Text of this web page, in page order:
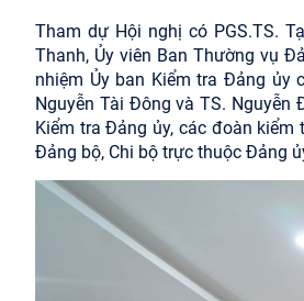
Tham dự Hội nghị có PGS.TS.
Thanh, Ủy viên Ban Thường vụ
nhiệm Ủy ban Kiểm tra Đảng ủy
Nguyễn Tài Đông và TS. Nguyễn
Kiểm tra Đảng ủy, các đoàn
Đảng bộ, Chi bộ trực thuộc Đảng